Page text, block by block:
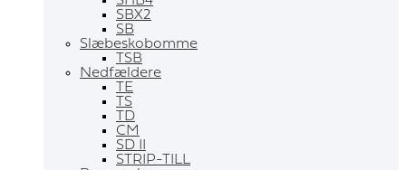
SBX2
SB
Slæbeskobomme
TSB
Nedfældere
TE
TS
TD
CM
SD II
STRIP-TILL